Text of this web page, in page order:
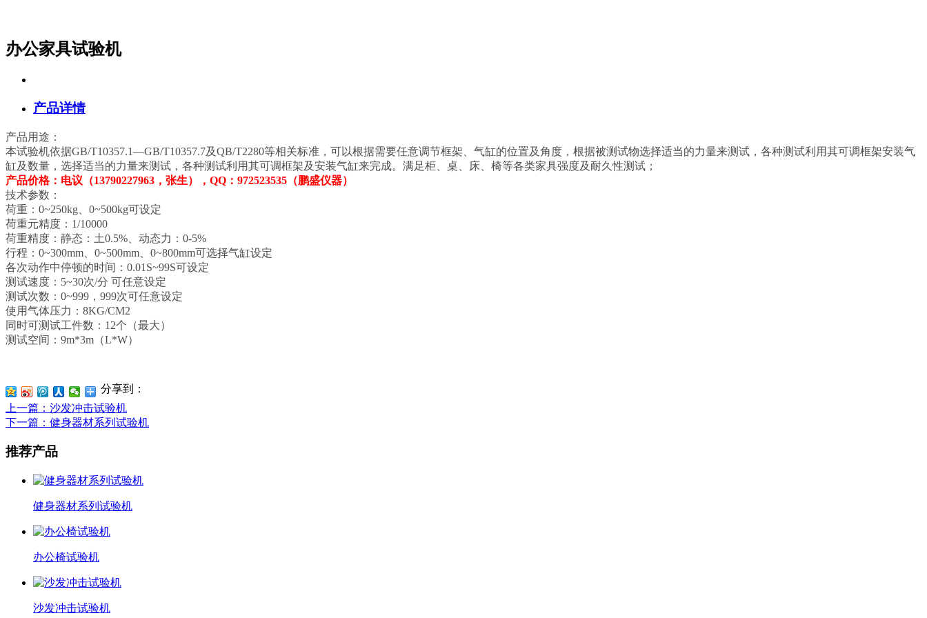
办公家具试验机
产品详情
产品用途：
本试验机依据GB/T10357.1—GB/T10357.7及QB/T2280等相关标准，可以根据需要任意调节框架、气缸的位置及角度，根据被测试物选择适当的力量来测试，各种测试利用其可调框架安装气
缸及数量，选择适当的力量来测试，各种测试利用其可调框架及安装气缸来完成。满足柜、桌、床、椅等各类家具强度及耐久性测试；
产品价格：电议（13790227963，张生），QQ：972523535（鹏盛仪器）
技术参数：
荷重：0~250kg、0~500kg可设定
荷重元精度：1/10000
荷重精度：静态：土0.5%、动态力：0-5%
行程：0~300mm、0~500mm、0~800mm可选择气缸设定
各次动作中停顿的时间：0.01S~99S可设定
测试速度：5~30次/分 可任意设定
测试次数：0~999，999次可任意设定
使用气体压力：8KG/CM2
同时可测试工件数：12个（最大）
测试空间：9m*3m（L*W）
分享到：
上一篇 ：沙发冲击试验机
下一篇 ：健身器材系列试验机
推荐产品
健身器材系列试验机
办公椅试验机
沙发冲击试验机